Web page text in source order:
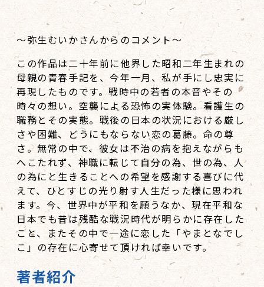
～弥生むいかさんからのコメント～
この作品は二十年前に他界した昭和二年生まれの
母親の青春手記を、今年一月、私が手にし忠実に
再現したものです。戦時中の若者の本音やその
時々の想い。空襲による恐怖の実体験。看護生の
職務とその実態。戦後の日本の状況における厳し
さや困難、どうにもならない恋の葛藤。命の尊
さ。無常の中で、彼女は不治の病を抱えながらも
へこたれず、神職に転じて自分の為、世の為、人
の為にと生きることへの希望を感謝する喜びに代
えて、ひとすじの光り射す人生だった様に思われ
ます。今、世界中が平和を願うなか、現在平和な
日本でも昔は残酷な戦況時代が明らかに存在した
こと、またその中で一途に恋した「やまとなでし
こ」の存在に心寄せて頂ければ幸いです。
著者紹介